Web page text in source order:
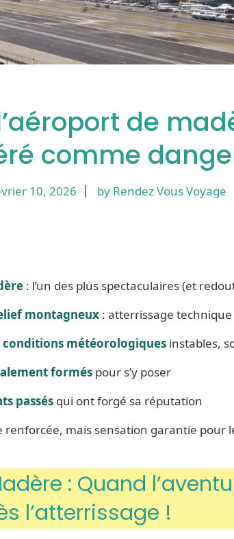
de
comme
10, 2026 by Rendez Vous Voyage
: l’un des plus spectaculaires (et
montagneux : atterrissage
conditions météorologiques instables,
formés pour s’y poser
passés qui ont forgé sa réputation
renforcée, mais sensation garantie pour
: Quand
l’atterrissage !